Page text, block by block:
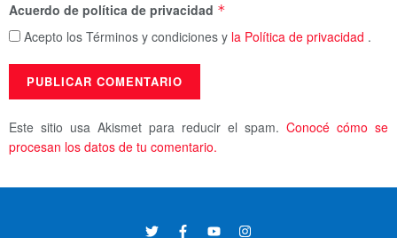
Acuerdo de política de privacidad *
Acepto los Términos y condiciones y la Política de privacidad .
Este sitio usa Akismet para reducir el spam. Conocé cómo se
procesan los datos de tu comentario.